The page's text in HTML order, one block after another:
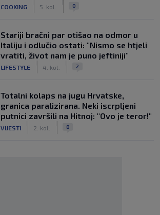
COOKING 5. kol. 0
Stariji bračni par otišao na odmor u
Italiju i odlučio ostati: "Nismo se htjeli
vratiti, život nam je puno jeftiniji"
LIFESTYLE 4. kol. 2
Totalni kolaps na jugu Hrvatske,
granica paralizirana. Neki iscrpljeni
putnici završili na Hitnoj: "Ovo je teror!"
VIJESTI 2. kol. 8